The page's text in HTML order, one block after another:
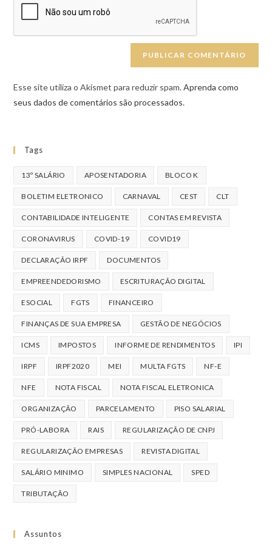
Esse site utiliza o Akismet para reduzir spam.Aprenda como
seus dados de comentários são processados.
Tags
13º SALÁRIO APOSENTADORIA BLOCO K
BOLETIM ELETRONICO CARNAVAL CEST CLT
CONTABILIDADE INTELIGENTE CONTAS EM REVISTA
CORONAVIRUS COVID-19 COVID19
DECLARAÇÃO IRPF DOCUMENTOS
EMPREENDEDORISMO ESCRITURAÇÃO DIGITAL
ESOCIAL FGTS FINANCEIRO
FINANÇAS DE SUA EMPRESA GESTÃO DE NEGÓCIOS
ICMS IMPOSTOS INFORME DE RENDIMENTOS IPI
IRPF IRPF2020 MEI MULTA FGTS NF-E
NFE NOTA FISCAL NOTA FISCAL ELETRONICA
ORGANIZAÇÃO PARCELAMENTO PISO SALARIAL
PRÓ-LABORA RAIS REGULARIZAÇÃO DE CNPJ
REGULARIZAÇÃO EMPRESAS REVISTA DIGITAL
SALÁRIO MINIMO SIMPLES NACIONAL SPED
TRIBUTAÇÃO
Assuntos